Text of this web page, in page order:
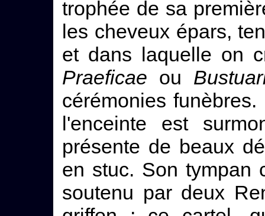
trophée de sa
les cheveux épars,
et dans laquelle on
Praeficae ou
cérémonies
l'enceinte est
présente de beaux
en stuc. Son tympan
soutenu par deux